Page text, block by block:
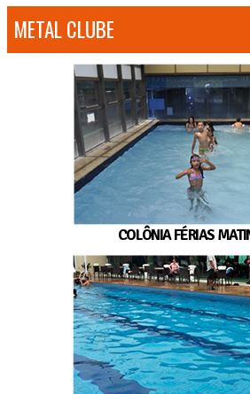
METAL CLUBE
COLÔNIA FÉRIAS